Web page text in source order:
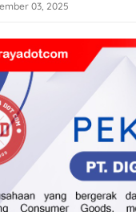
Loker Bali Driver,
Loker Agustus 2026 di
Loker Karanganyar
Lowongan Kerja F&B
Loker Solo Bulan
Loker Pabrik Pipa PVC
03, 2025